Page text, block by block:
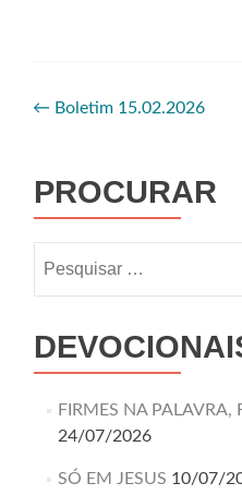
← Boletim 15.02.2026
PROCURAR
FIRMES NA PALAVRA,
24/07/2026
SÓ EM JESUS 10/07/